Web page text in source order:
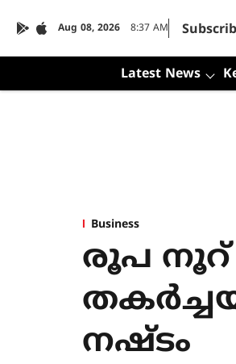
Aug 08, 2026 8:37 AM
Latest News
Business
രൂപ നൂറ്
നഷ്ടം